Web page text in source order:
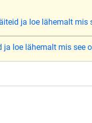
ja loe lähemalt mis
ja loe lähemalt mis see